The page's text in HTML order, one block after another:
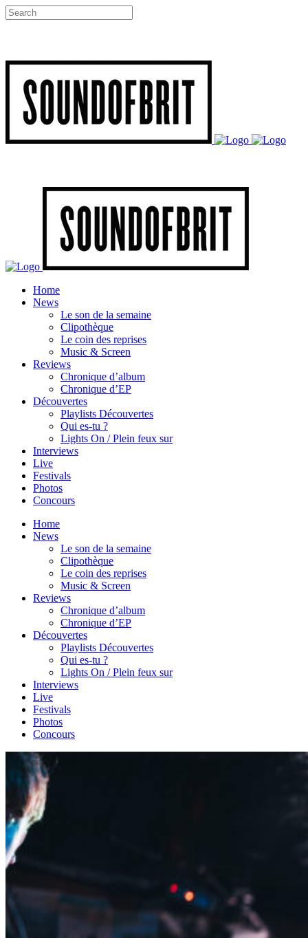
Home
News
Le son de la semaine
Clipothèque
Le coin des reprises
Music & Screen
Reviews
Chronique d’album
Chronique d’EP
Découvertes
Playlists Découvertes
Qui es-tu ?
Lights On / Plein feux sur
Interviews
Live
Festivals
Photos
Concours
Home
News
Le son de la semaine
Clipothèque
Le coin des reprises
Music & Screen
Reviews
Chronique d’album
Chronique d’EP
Découvertes
Playlists Découvertes
Qui es-tu ?
Lights On / Plein feux sur
Interviews
Live
Festivals
Photos
Concours